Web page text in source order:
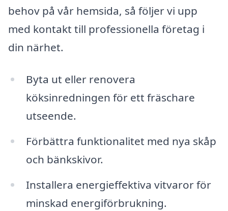
behov på vår hemsida, så följer vi upp
med kontakt till professionella företag i
din närhet.
Byta ut eller renovera
köksinredningen för ett fräschare
utseende.
Förbättra funktionalitet med nya skåp
och bänkskivor.
Installera energieffektiva vitvaror för
minskad energiförbrukning.